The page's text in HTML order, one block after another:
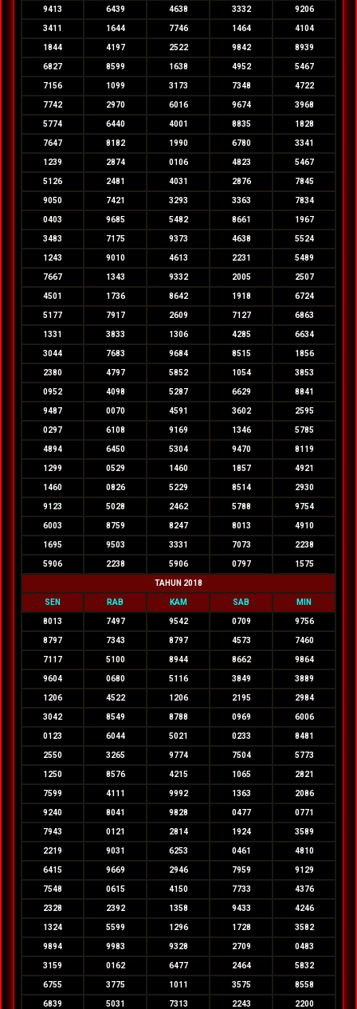
9413 6439 4638 3332 9206
3411 1644 7746 1464 4104
1844 4197 2522 9842 8939
6827 8599 1638 4952 5467
7156 1099 3173 7348 4722
7742 2970 6016 9674 3968
5774 6440 4001 8835 1828
7647 8182 1990 6780 3341
1239 2874 0106 4823 5467
5126 2481 4031 2876 7845
9050 7421 3293 3363 7834
0403 9685 5482 8661 1967
3483 7175 9373 4638 5524
1243 9010 4613 2231 5489
7667 1343 9332 2005 2507
4501 1736 8642 1918 6724
5177 7917 2609 7127 6863
1331 3833 1306 4285 6634
3044 7683 9684 8515 1856
2380 4797 5852 1054 3853
0952 4098 5287 6629 8841
9487 0070 4591 3602 2595
0297 6108 9169 1346 5785
4894 6450 5304 9470 8119
1299 0529 1460 1857 4921
1460 0826 5229 8514 2930
9123 5028 2462 5788 9754
6003 8759 8247 8013 4910
1695 9503 3331 7073 2238
5906 2238 5906 0797 1575
TAHUN 2018
SEN RAB KAM SAB MIN
8013 7497 9542 0709 9756
8797 7343 8797 4573 7460
7117 5100 8944 8662 9864
9604 0680 5116 3849 3889
1206 4522 1206 2195 2984
3042 8549 8788 0969 6006
0123 6044 5021 0233 8481
2550 3265 9774 7504 5773
1250 8576 4215 1065 2821
7599 4111 9992 1363 2086
9240 8041 9828 0477 0771
7943 0121 2814 1924 3589
2219 9031 6253 0461 4810
6415 9669 2946 7959 9129
7548 0615 4150 7733 4376
2328 2392 1358 9433 4246
1324 5599 1296 1728 3582
9894 9983 9328 2709 0483
3159 0162 6477 2464 5832
6755 3775 1011 3575 8558
6839 5031 7313 2243 2200